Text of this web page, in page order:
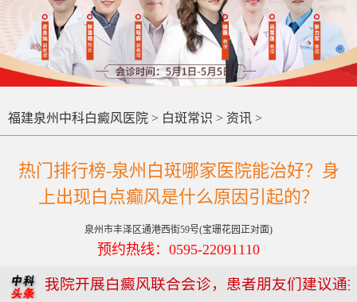
福建泉州中科白癜风医院 > 白斑常识 > 资讯 >
热门排行榜-泉州白斑哪家医院能治好？身
上出现白点癫风是什么原因引起的？
泉州市丰泽区通港西街59号(宝珊花园正对面)
预约热线：0595-22091110
我院开展白癜风联合会诊，患者朋友们建议通